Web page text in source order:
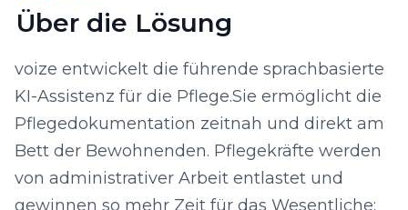
Über die Lösung
voize entwickelt die führende sprachbasierte
KI-Assistenz für die Pflege.Sie ermöglicht die
Pflegedokumentation zeitnah und direkt am
Bett der Bewohnenden. Pflegekräfte werden
von administrativer Arbeit entlastet und
gewinnen so mehr Zeit für das Wesentliche: